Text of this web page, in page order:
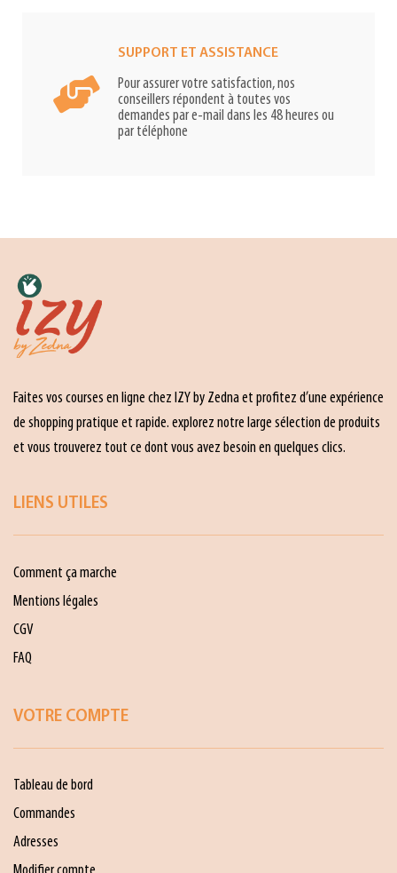
SUPPORT ET ASSISTANCE
Pour assurer votre satisfaction, nos
conseillers répondent à toutes vos
demandes par e-mail dans les 48 heures ou
par téléphone
Faites vos courses en ligne chez IZY by Zedna et profitez d’une expérience
de shopping pratique et rapide. explorez notre large sélection de produits
et vous trouverez tout ce dont vous avez besoin en quelques clics.
LIENS UTILES
Comment ça marche
Mentions légales
CGV
FAQ
VOTRE COMPTE
Tableau de bord
Commandes
Adresses